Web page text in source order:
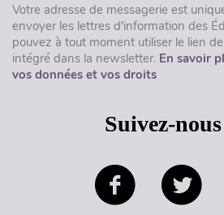
Votre adresse de messagerie est
envoyer les lettres d'information des
pouvez à tout moment utiliser le lien
intégré dans la newsletter. En savoir
vos données et vos droits
Suivez-